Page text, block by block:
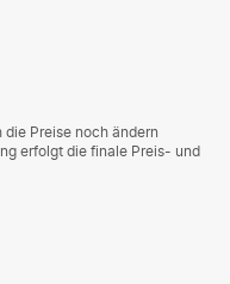
die Preise noch ändern
erfolgt die finale Preis- und